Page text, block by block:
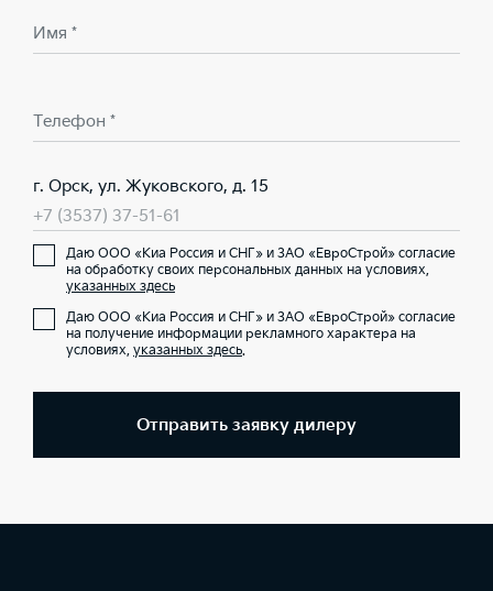
Имя *
Телефон *
г. Орск, ул. Жуковского, д. 15
+7 (3537) 37-51-61
Даю ООО «Киа Россия и СНГ» и ЗАО «ЕвроСтрой» согласие
на обработку своих персональных данных на условиях,
указанных здесь
Даю ООО «Киа Россия и СНГ» и ЗАО «ЕвроСтрой» согласие
на получение информации рекламного характера на
условиях, указанных здесь.
Отправить заявку дилеру